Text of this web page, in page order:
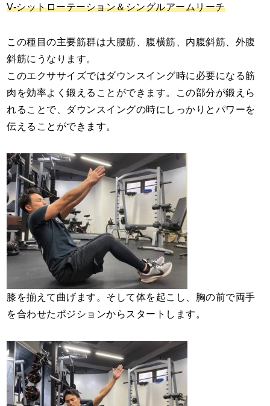
V-シットローテーション＆シングルアームリーチ
この種目の主要筋群は大腰筋、腹横筋、内腹斜筋、外腹
斜筋にうなります。
このエクササイズではダウンスイング時に必要になる筋
肉を効率よく鍛えることができます。この部分が鍛えら
れることで、ダウンスイングの時にしっかりとパワーを
伝えることができます。
膝を揃えて曲げます。そして体を起こし、胸の前で両手
を合わせたポジションからスタートします。